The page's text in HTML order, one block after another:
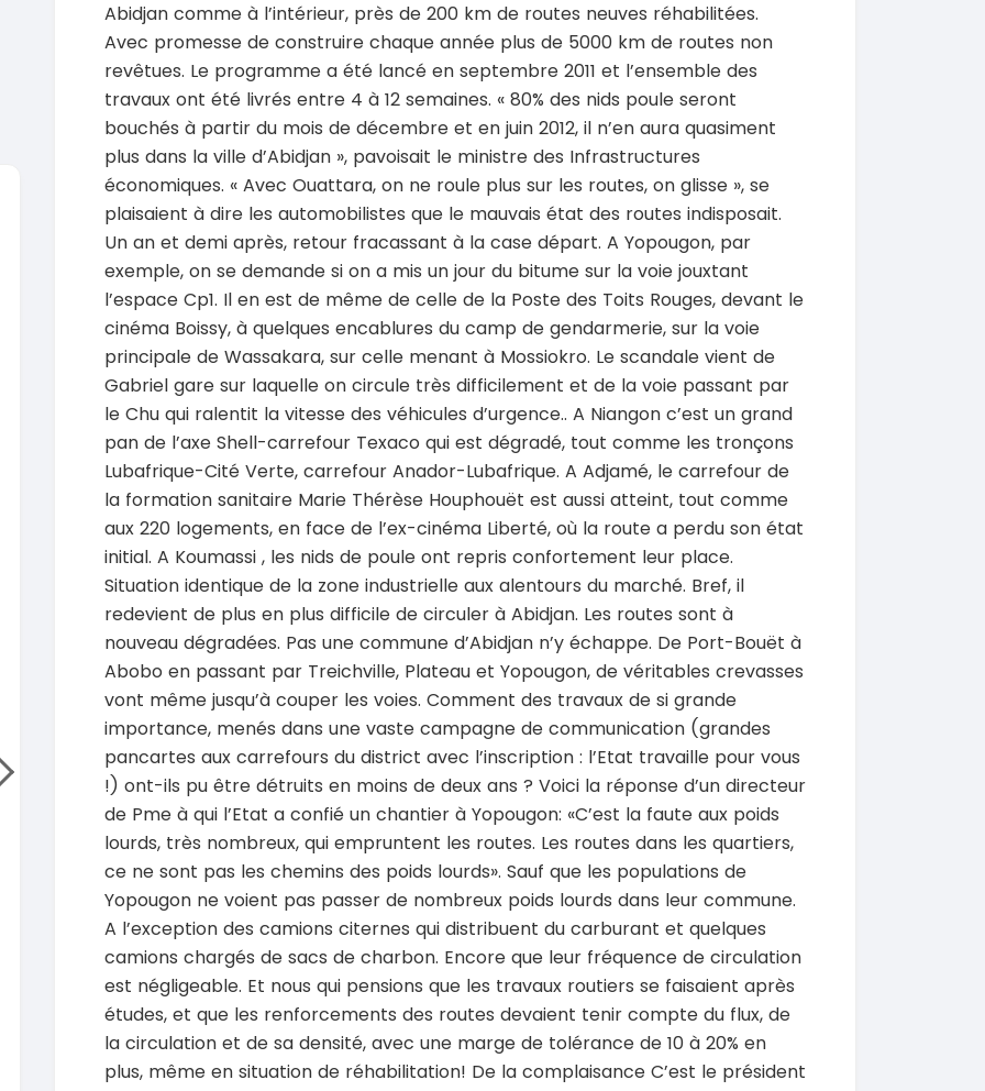
Suzuki Vitara
Vitara modele glx
2019
85000 Km
9 300 000FCFA
En vente
SPÉCIAL
Toyota Land Cruiser
Land Cruiser vxr LC300
2026 1 Km
105 000 000FCFA
En vente
SPÉCIAL
Toyota Hilux
Hilux 2017
14 500 000
En vente
SPÉCIAL
Mitsubishi L200
L200 sportero
2021
76000 Km
18 500 000FCFA
SPÉCIAL
KIA Sportage
Sportage x-line
2024
10000 Km
22 800 000 FCFA
En vente
SPÉCIAL
Porsche Cayenne
Cayenne moteur v6
2020
60000 Km
37 000 000FCFA
En vente
SPÉCIAL
Mitsubishi Pajero
Pajero 2.0
2012
129000 Km
7 800 000FCFA
En vente
SPÉCIAL
Toyota Prado
Prado 1.6
100000 Km
15 800 000
En vente
SPÉCIAL
Honda CR-V
CR-V Touring
2022
52000 Km
18 900 000 FCFA
En vente
SPÉCIAL
Toyota Prado
Prado 2.0L
2016
100000 Km
16 800 000FCFA
SPÉCIAL
HiAce 2.0l
2018
45000 Km
18 900 000
En vente
Bestune T77
T77 2.0 7
2021
75000 Km
9 500 000
NEUF
Rely R8
21 500 000
En vente
Ford Ranger
Ranger 2.0L
2020
130000 Km
15 500 000
Santa FE 2.0
2021
63000 Km
15 000 000
En vente
Abidjan comme à l’intérieur, près de 200 km de routes neuves réhabilitées.
Avec promesse de construire chaque année plus de 5000 km de routes non
revêtues. Le programme a été lancé en septembre 2011 et l’ensemble des
travaux ont été livrés entre 4 à 12 semaines. « 80% des nids poule seront
bouchés à partir du mois de décembre et en juin 2012, il n’en aura quasiment
plus dans la ville d’Abidjan », pavoisait le ministre des Infrastructures
économiques. « Avec Ouattara, on ne roule plus sur les routes, on glisse », se
plaisaient à dire les automobilistes que le mauvais état des routes indisposait.
Un an et demi après, retour fracassant à la case départ. A Yopougon, par
exemple, on se demande si on a mis un jour du bitume sur la voie jouxtant
l’espace Cp1. Il en est de même de celle de la Poste des Toits Rouges, devant le
cinéma Boissy, à quelques encablures du camp de gendarmerie, sur la voie
principale de Wassakara, sur celle menant à Mossiokro. Le scandale vient de
Gabriel gare sur laquelle on circule très difficilement et de la voie passant par
le Chu qui ralentit la vitesse des véhicules d’urgence.. A Niangon c’est un grand
pan de l’axe Shell-carrefour Texaco qui est dégradé, tout comme les tronçons
Lubafrique-Cité Verte, carrefour Anador-Lubafrique. A Adjamé, le carrefour de
la formation sanitaire Marie Thérèse Houphouët est aussi atteint, tout comme
aux 220 logements, en face de l’ex-cinéma Liberté, où la route a perdu son état
initial. A Koumassi , les nids de poule ont repris confortement leur place.
Situation identique de la zone industrielle aux alentours du marché. Bref, il
redevient de plus en plus difficile de circuler à Abidjan. Les routes sont à
nouveau dégradées. Pas une commune d’Abidjan n’y échappe. De Port-Bouët à
Abobo en passant par Treichville, Plateau et Yopougon, de véritables crevasses
vont même jusqu’à couper les voies. Comment des travaux de si grande
importance, menés dans une vaste campagne de communication (grandes
pancartes aux carrefours du district avec l’inscription : l’Etat travaille pour vous
!) ont-ils pu être détruits en moins de deux ans ? Voici la réponse d’un directeur
de Pme à qui l’Etat a confié un chantier à Yopougon: «C’est la faute aux poids
lourds, très nombreux, qui empruntent les routes. Les routes dans les quartiers,
ce ne sont pas les chemins des poids lourds». Sauf que les populations de
Yopougon ne voient pas passer de nombreux poids lourds dans leur commune.
A l’exception des camions citernes qui distribuent du carburant et quelques
camions chargés de sacs de charbon. Encore que leur fréquence de circulation
est négligeable. Et nous qui pensions que les travaux routiers se faisaient après
études, et que les renforcements des routes devaient tenir compte du flux, de
la circulation et de sa densité, avec une marge de tolérance de 10 à 20% en
plus, même en situation de réhabilitation! De la complaisance C’est le président